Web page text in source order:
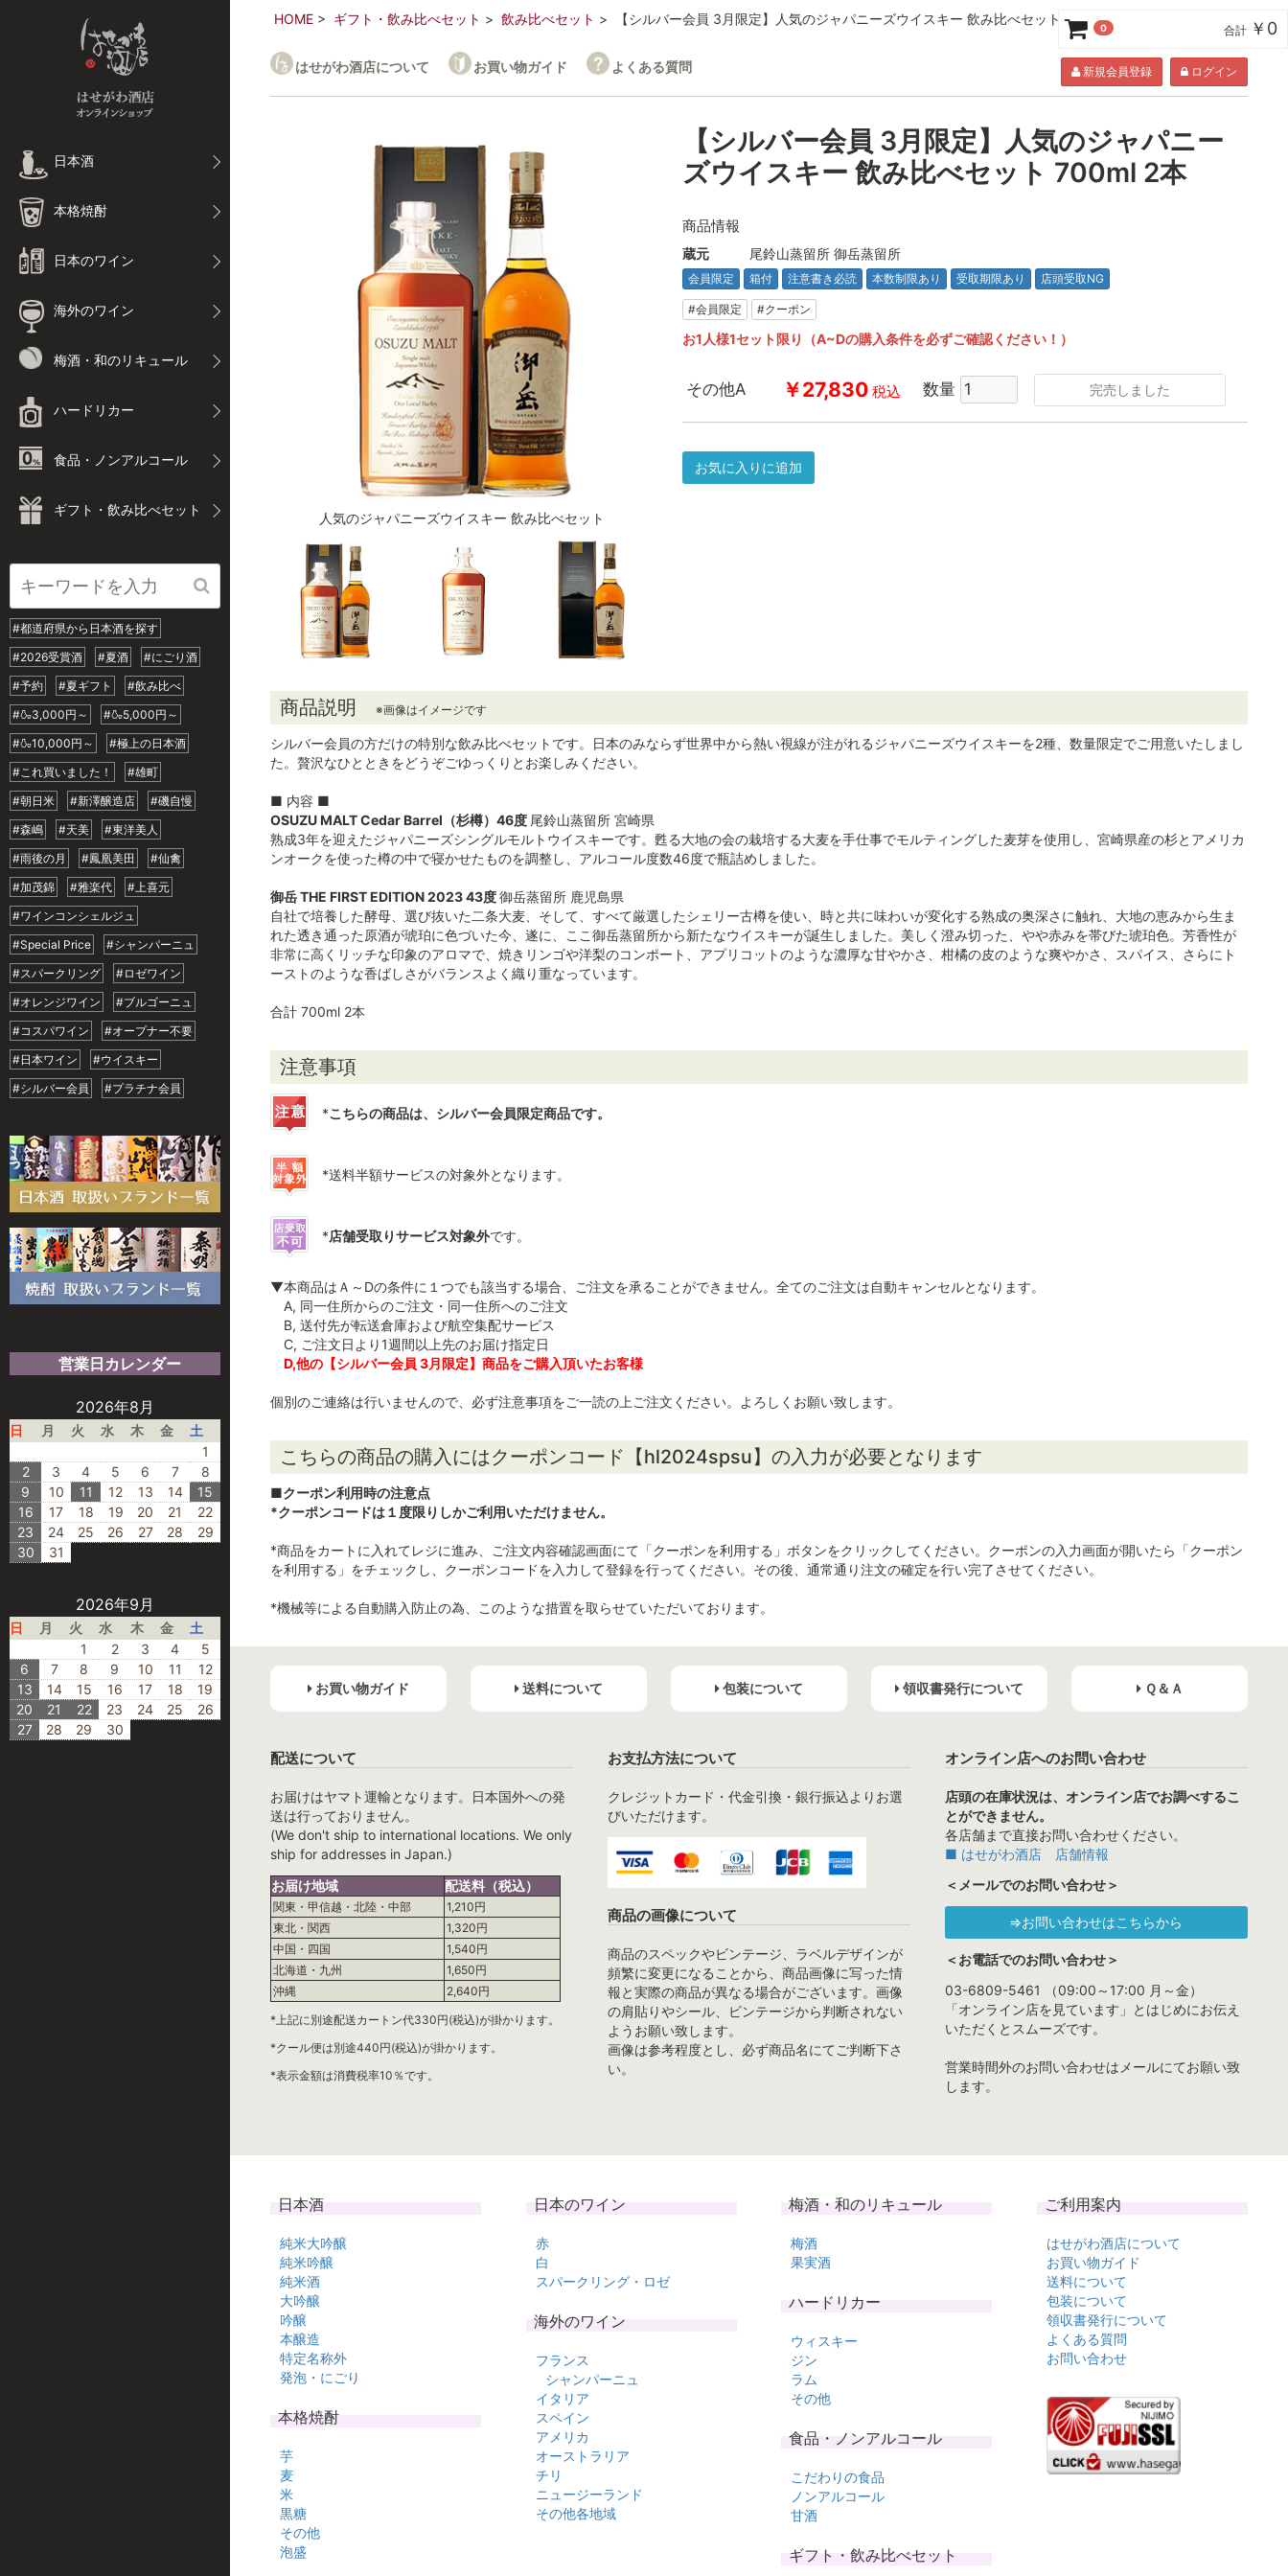
日本酒
本格焼酎
日本のワイン
海外のワイン
梅酒・和のリキュール
ハードリカー
食品・ノンアルコール
ギフト・飲み比べセット
#都道府県から日本酒を探す
#2026受賞酒
#夏酒
#にごり酒
#予約
#夏ギフト
#飲み比べ
#🍶3,000円～
#🍶5,000円～
#🍶10,000円～
#極上の日本酒
#これ買いました！
#雄町
#朝日米
#新澤醸造店
#磯自慢
#森嶋
#天美
#東洋美人
#雨後の月
#鳳凰美田
#仙禽
#加茂錦
#雅楽代
#上喜元
#ワインコンシェルジュ
#Special Price
#シャンパーニュ
#スパークリング
#ロゼワイン
#オレンジワイン
#ブルゴーニュ
#コスパワイン
#オープナー不要
#日本ワイン
#ウイスキー
#シルバー会員
#プラチナ会員
営業日カレンダー
2026年8月
日 月 火 水 木 金
土
1
2
3 4 5 6 7
8
9
10 11 12 13 14
15
16
17 18 19 20 21
22
23
24 25 26 27 28
29
30
31
2026年9月
日 月 火 水 木 金
土
1
2 3 4
5
6
7 8 9 10 11
12
13
14 15 16 17 18
19
20
21 22 23 24 25
26
27
28 29 30
HOME ギフト・飲み比べセット 飲み比べセット 【シルバー会員 3月限定】人気のジャパニーズウイスキー 飲み比べセット 700ml 2本
はせがわ酒店について お買い物ガイド よくある質問 新規会員登録 ログイン
人気のジャパニーズウイスキー 飲み比べセット
【シルバー会員 3月限定】人気のジャパニー
ズウイスキー 飲み比べセット 700ml 2本
商品情報
蔵元 尾鈴山蒸留所 御岳蒸留所
会員限定 箱付 注意書き必読 本数制限あり 受取期限あり 店頭受取NG
#会員限定 #クーポン
お1人様1セット限り（A~Dの購入条件を必ずご確認ください！）
その他A ￥27,830 税込 数量 完売しました
お気に入りに追加
商品説明 ※画像はイメージです
シルバー会員の方だけの特別な飲み比べセットです。日本のみならず世界中から熱い視線が注がれるジャパニーズウイスキーを2種、数量限定でご用意いたしまし
た。贅沢なひとときをどうぞごゆっくりとお楽しみください。
■ 内容 ■
OSUZU MALT Cedar Barrel（杉樽）46度 尾鈴山蒸留所 宮崎県
熟成3年を迎えたジャパニーズシングルモルトウイスキーです。甦る大地の会の栽培する大麦を手仕事でモルティングした麦芽を使用し、宮崎県産の杉とアメリカ
ンオークを使った樽の中で寝かせたものを調整し、アルコール度数46度で瓶詰めしました。
御岳 THE FIRST EDITION 2023 43度御岳蒸留所 鹿児島県
自社で培養した酵母、選び抜いた二条大麦、そして、すべて厳選したシェリー古樽を使い、時と共に味わいが変化する熟成の奥深さに触れ、大地の恵みから生ま
れた透き通った原酒が琥珀に色づいた今、遂に、ここ御岳蒸留所から新たなウイスキーが誕生しました。美しく澄み切った、やや赤みを帯びた琥珀色。芳香性が
非常に高くリッチな印象のアロマで、焼きリンゴや洋梨のコンポート、アプリコットのような濃厚な甘やかさ、柑橘の皮のような爽やかさ、スパイス、さらにト
ーストのような香ばしさがバランスよく織り重なっています。
合計 700ml 2本
注意事項
*こちらの商品は、シルバー会員限定商品です。
*送料半額サービスの対象外となります。
*店舗受取りサービス対象外です。
▼本商品はＡ～Dの条件に１つでも該当する場合、ご注文を承ることができません。全てのご注文は自動キャンセルとなります。
A, 同一住所からのご注文・同一住所へのご注文
B, 送付先が転送倉庫および航空集配サービス
C, ご注文日より1週間以上先のお届け指定日
D,他の【シルバー会員 3月限定】商品をご購入頂いたお客様
個別のご連絡は行いませんので、必ず注意事項をご一読の上ご注文ください。よろしくお願い致します。
こちらの商品の購入にはクーポンコード【hl2024spsu】の入力が必要となります
■クーポン利用時の注意点
*クーポンコードは１度限りしかご利用いただけません。
*商品をカートに入れてレジに進み、ご注文内容確認画面にて「クーポンを利用する」ボタンをクリックしてください。クーポンの入力画面が開いたら「クーポン
を利用する」をチェックし、クーポンコードを入力して登録を行ってください。その後、通常通り注文の確定を行い完了させてください。
*機械等による自動購入防止の為、このような措置を取らせていただいております。
0 合計 ￥0
お買い物ガイド 送料について 包装について 領収書発行について Ｑ＆Ａ
配送について
お届けはヤマト運輸となります。日本国外への発
送は行っておりません。
(We don't ship to international locations. We only
ship for addresses in Japan.)
お届け地域
配送料（税込）
関東・甲信越・北陸・中部
1,210円
東北・関西
1,320円
中国・四国
1,540円
北海道・九州
1,650円
沖縄
2,640円
*上記に別途配送カートン代330円(税込)が掛かります。
*クール便は別途440円(税込)が掛かります。
*表示金額は消費税率10％です。
お支払方法について
クレジットカード・代金引換・銀行振込よりお選
びいただけます。
商品の画像について
商品のスペックやビンテージ、ラベルデザインが
頻繁に変更になることから、商品画像に写った情
報と実際の商品が異なる場合がございます。画像
の肩貼りやシール、ビンテージから判断されない
ようお願い致します。
画像は参考程度とし、必ず商品名にてご判断下さ
い。
オンライン店へのお問い合わせ
店頭の在庫状況は、オンライン店でお調べするこ
とができません。
各店舗まで直接お問い合わせください。
■ はせがわ酒店 店舗情報
＜メールでのお問い合わせ＞
⇒お問い合わせはこちらから
＜お電話でのお問い合わせ＞
03-6809-5461 （09:00～17:00 月～金）
「オンライン店を見ています」とはじめにお伝え
いただくとスムーズです。
営業時間外のお問い合わせはメールにてお願い致
します。
日本酒
純米大吟醸
純米吟醸
純米酒
大吟醸
吟醸
本醸造
特定名称外
発泡・にごり
本格焼酎
芋
麦
米
黒糖
その他
泡盛
日本のワイン
赤
白
スパークリング・ロゼ
海外のワイン
フランス
シャンパーニュ
イタリア
スペイン
アメリカ
オーストラリア
チリ
ニュージーランド
その他各地域
梅酒・和のリキュール
梅酒
果実酒
ハードリカー
ウィスキー
ジン
ラム
その他
食品・ノンアルコール
こだわりの食品
ノンアルコール
甘酒
ギフト・飲み比べセット
ご利用案内
はせがわ酒店について
お買い物ガイド
送料について
包装について
領収書発行について
よくある質問
お問い合わせ